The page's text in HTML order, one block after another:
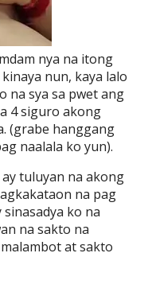
nya na itong
nun, kaya lalo
na sya sa pwet ang
4 siguro akong
(grabe hanggang
naalala ko yun).
tuluyan na akong
na pag
ko na
na sakto na
at sakto